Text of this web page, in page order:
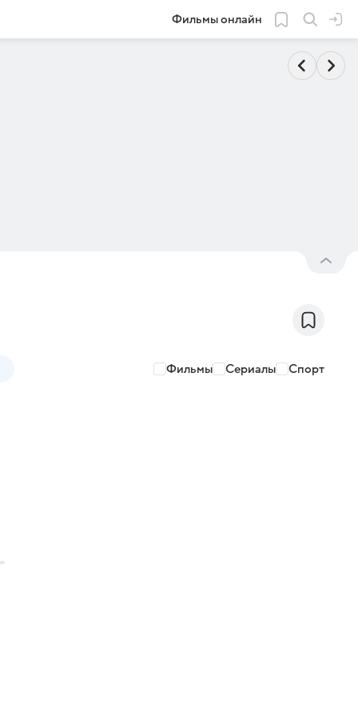
Фильмы онлайн
Фильмы Сериалы Спорт